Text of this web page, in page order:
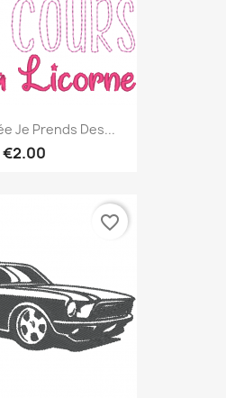
Je Prends Des...
€2.00
favorite_border